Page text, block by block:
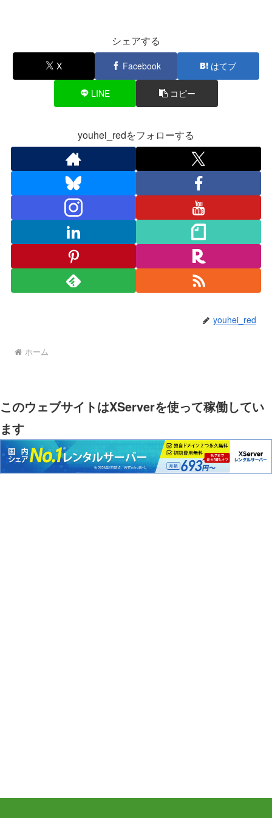
シェアする
X Facebook はてブ
LINE コピー
youhei_redをフォローする
youhei_red
ホーム
このウェブサイトはXServerを使って稼働してい
ます